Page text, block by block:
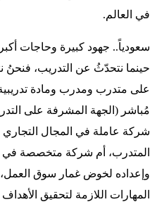
في العالم.
سعودياً.. جهود كبيرة وحاجات أكبر
حينما نتحدّثُ عن التدريب،
على متدرب ومدرب ومادة
مُباشر (الجهة المشرفة على
شركة عاملة في المجال
المتدرب، أم شركة متخصصة في
وإعداده لخوض غمار سوق
المهارات اللازمة لتحقيق